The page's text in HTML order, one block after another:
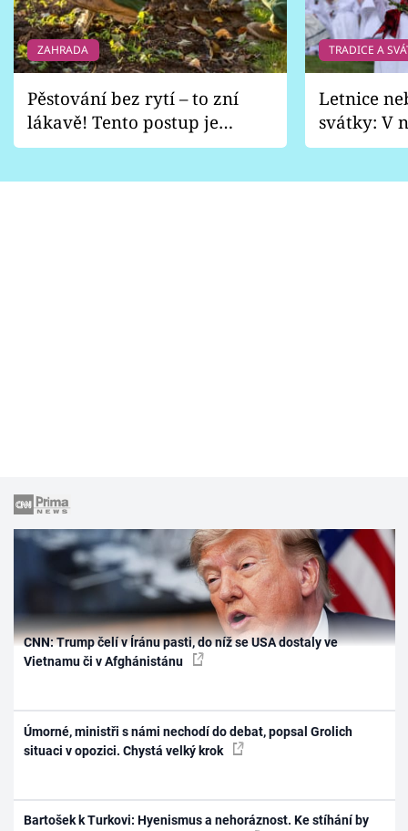
ZAHRADA
Pěstování bez rytí – to zní
lákavě! Tento postup je
vhodný jen pro některé
TRADICE A
Letnice
svátky: V
pondělí
CNN: Trump čelí v Íránu pasti, do níž se USA dostaly ve
Vietnamu či v Afghánistánu
Úmorné, ministři s námi nechodí do debat, popsal Grolich
situaci v opozici. Chystá velký krok
Bartošek k Turkovi: Hyenismus a nehoráznost. Ke stíhání by